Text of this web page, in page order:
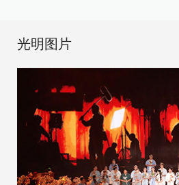
光明图片